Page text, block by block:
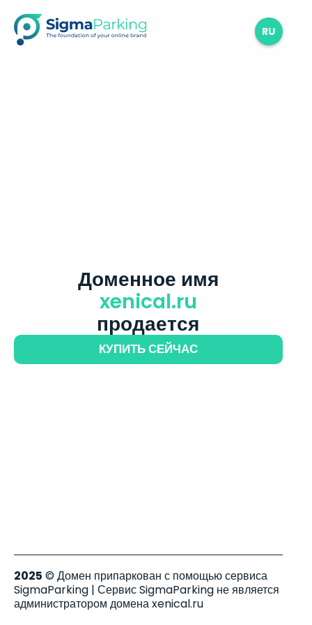
RU
Доменное имя
xenical.ru
продается
КУПИТЬ СЕЙЧАС
2025 © Домен припаркован с помощью сервиса
SigmaParking | Сервис SigmaParking не является
администратором домена xenical.ru